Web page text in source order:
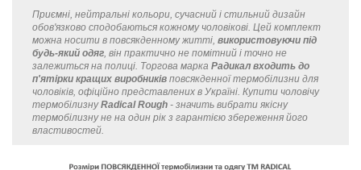
Приємні, нейтральні кольори, сучасний і стильний дизайн
обов'язково сподобаються кожному чоловікові. Цей комплект
можна носити в повсякденному житті, використовуючи під
будь-який одяг, він практично не помітний і точно не
залежиться на полиці. Торгова марка Радикал входить до
п'ятірки кращих виробників повсякденної термобілизни для
чоловіків, офіційно представлених в Україні. Купити чоловічу
термобілизнуRadical Rough - значить вибрати якісну
термобілизну не на один рік з гарантією збереження його
властивостей.